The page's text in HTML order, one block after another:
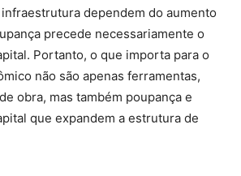
dependem do aumento
precede necessariamente o
Portanto, o que importa para o
não são apenas ferramentas,
obra, mas também poupança e
que expandem a estrutura de